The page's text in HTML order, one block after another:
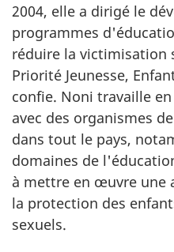
2004, elle a dirigé le
programmes
réduire la victimisation
Priorité Jeunesse,
confie. Noni travaille
avec des organismes
dans tout le pays,
domaines de
à mettre en œuvre une
la protection des
sexuels.